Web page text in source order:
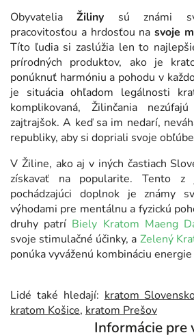
Obyvatelia Žiliny sú známi
pracovitosťou a hrdosťou na svoje
Títo ľudia si zaslúžia len to
prírodných produktov, ako je
ponúknuť harmóniu a pohodu v
je situácia ohľadom legálnosti
komplikovaná, Žilinčania
zajtrajšok. A keď sa im nedarí,
republiky, aby si dopriali svoje
V Žiline, ako aj v iných častiach
získavať na popularite. Tento z
pochádzajúci doplnok je známy
výhodami pre mentálnu a fyzickú
druhy patrí Biely Kratom Maeng
svoje stimulačné účinky, a Zelený
ponúka vyváženú kombináciu
Lidé také hledají:kratom
kratom Košice, kratom Prešov
Informácie pre